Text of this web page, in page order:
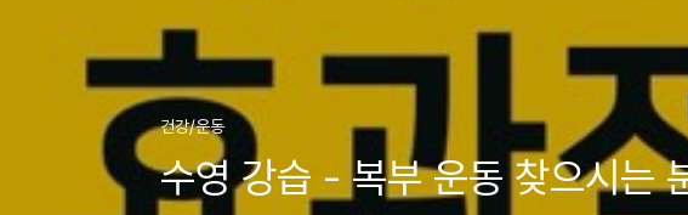
건강/운동
수영 강습 - 복부 운동 찾으시는